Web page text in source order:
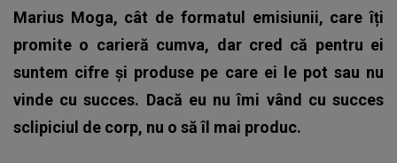
Marius Moga, cât de formatul emisiunii, care îți
promite o carieră cumva, dar cred că pentru ei
suntem cifre și produse pe care ei le pot sau nu
vinde cu succes. Dacă eu nu îmi vând cu succes
sclipiciul de corp, nu o să îl mai produc.